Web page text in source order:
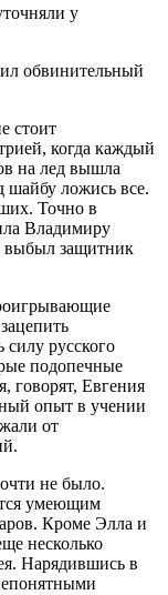
у
обвинительный
стоит
когда каждый
на лед вышла
шайбу ложись все.
Точно в
Владимиру
выбыл защитник
русского
подопечные
говорят, Евгения
опыт в учении
от
не было.
умеющим
Кроме Элла и
несколько
Нарядившись в